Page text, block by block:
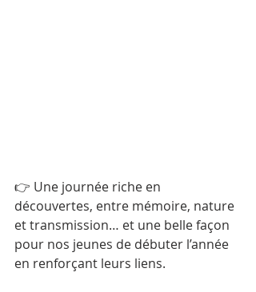
👉 Une journée riche en
découvertes, entre mémoire, nature
et transmission… et une belle façon
pour nos jeunes de débuter l’année
en renforçant leurs liens.